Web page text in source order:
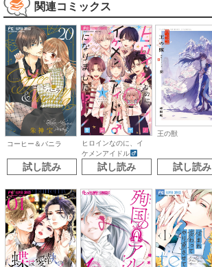
関連コミックス
コーヒー＆バニラ
試し読み
ヒロインなのに、イ
ケメンアイドル
試し読み
王の獣
試し読み